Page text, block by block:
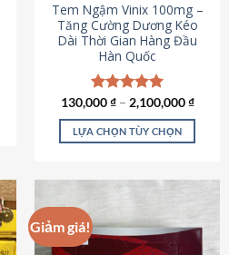
Tem Ngậm Vinix 100mg –
Tăng Cường Dương Kéo
Dài Thời Gian Hàng Đầu
Hàn Quốc
Được xếp
hạng5.00
5 sao
130,000₫– 2,100,000₫
LỰA CHỌN TÙY CHỌN
nhiều
biến
Giảm giá!